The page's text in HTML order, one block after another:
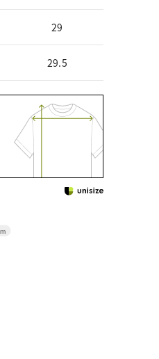
29
29.5